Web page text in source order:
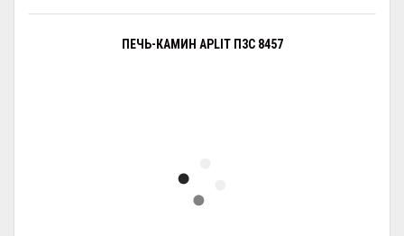
ПЕЧЬ-КАМИН APLIT П3С 8457